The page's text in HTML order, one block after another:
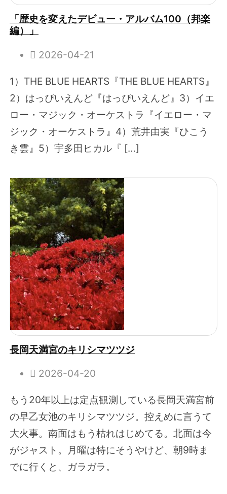
「歴史を変えたデビュー・アルバム100（邦楽
編）」
2026-04-21
1）THE BLUE HEARTS『THE BLUE HEARTS』
2）はっぴいえんど『はっぴいえんど』3）イエ
ロー・マジック・オーケストラ『イエロー・マ
ジック・オーケストラ』4）荒井由実『ひこう
き雲』5）宇多田ヒカル『 […]
長岡天満宮のキリシマツツジ
2026-04-20
もう20年以上は定点観測している長岡天満宮前
の早乙女池のキリシマツツジ。控えめに言うて
大火事。南面はもう枯れはじめてる。北面は今
がジャスト。月曜は特にそうやけど、朝9時ま
でに行くと、ガラガラ。